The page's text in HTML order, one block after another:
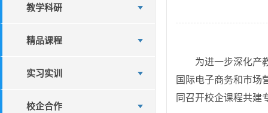
教学科研
精品课程
实习实训
校企合作
为进一步深化产
国际电子商务和市场
同召开校企课程共建